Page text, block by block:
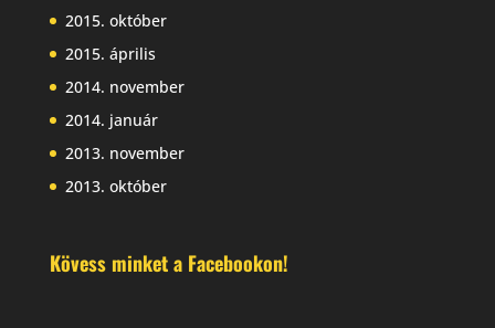
2015. október
2015. április
2014. november
2014. január
2013. november
2013. október
Kövess minket a Facebookon!